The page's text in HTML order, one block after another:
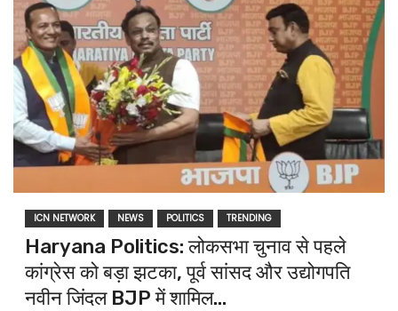
ICN NETWORK NEWS POLITICS TRENDING
Haryana Politics: लोकसभा चुनाव से पहले
कांग्रेस को बड़ा झटका, पूर्व सांसद और उद्योगपति
नवीन जिंदल BJP में शामिल…